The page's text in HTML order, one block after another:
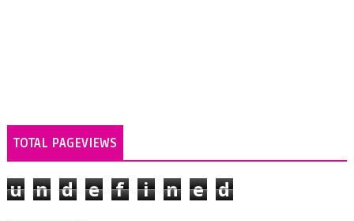
TOTAL PAGEVIEWS
u n d e f i n e d